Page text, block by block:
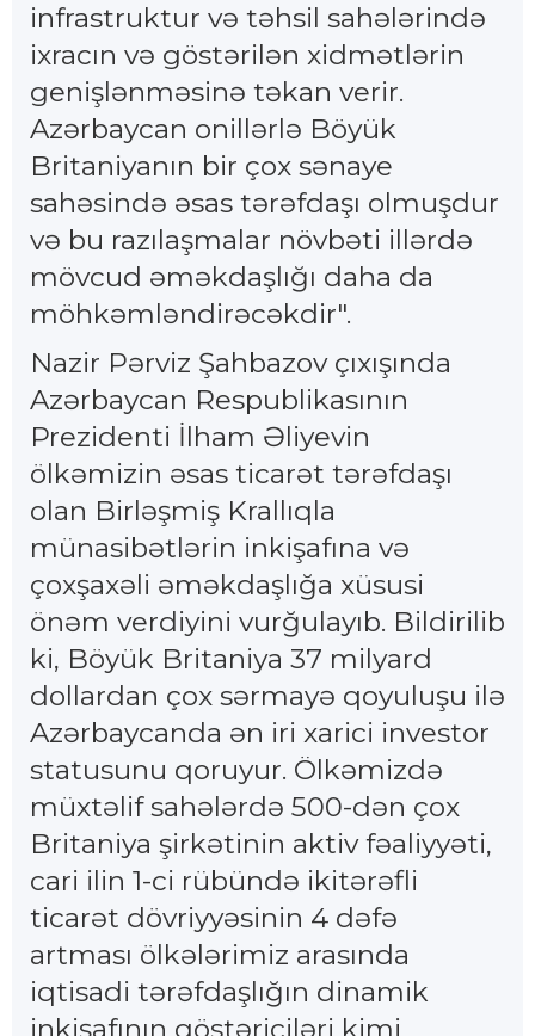
infrastruktur və təhsil sahələrində
ixracın və göstərilən xidmətlərin
genişlənməsinə təkan verir.
Azərbaycan onillərlə Böyük
Britaniyanın bir çox sənaye
sahəsində əsas tərəfdaşı olmuşdur
və bu razılaşmalar növbəti illərdə
mövcud əməkdaşlığı daha da
möhkəmləndirəcəkdir".
Nazir Pərviz Şahbazov çıxışında
Azərbaycan Respublikasının
Prezidenti İlham Əliyevin
ölkəmizin əsas ticarət tərəfdaşı
olan Birləşmiş Krallıqla
münasibətlərin inkişafına və
çoxşaxəli əməkdaşlığa xüsusi
önəm verdiyini vurğulayıb. Bildirilib
ki, Böyük Britaniya 37 milyard
dollardan çox sərmayə qoyuluşu ilə
Azərbaycanda ən iri xarici investor
statusunu qoruyur. Ölkəmizdə
müxtəlif sahələrdə 500-dən çox
Britaniya şirkətinin aktiv fəaliyyəti,
cari ilin 1-ci rübündə ikitərəfli
ticarət dövriyyəsinin 4 dəfə
artması ölkələrimiz arasında
iqtisadi tərəfdaşlığın dinamik
inkişafının göstəriciləri kimi